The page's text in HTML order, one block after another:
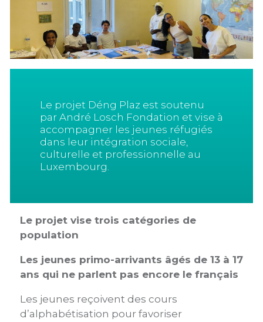
Le projet Déng Plaz est soutenu
par André Losch Fondation et vise à
accompagner les jeunes réfugiés
dans leur intégration sociale,
culturelle et professionnelle au
Luxembourg.
Le projet vise trois catégories de
population
Les jeunes primo-arrivants âgés de 13 à 17
ans qui ne parlent pas encore le français
Les jeunes reçoivent des cours
d’alphabétisation pour favoriser